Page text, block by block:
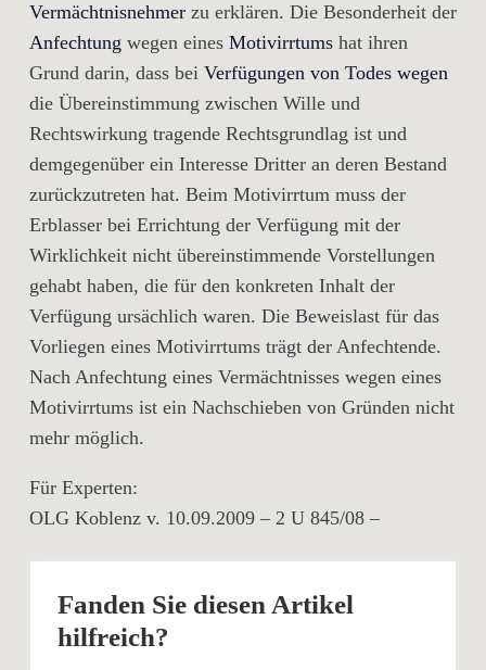
Vermächtnisnehmer zu erklären. Die Besonderheit der
Anfechtung wegen eines Motivirrtums hat ihren
Grund darin, dass bei Verfügungen von Todes wegen
die Übereinstimmung zwischen Wille und
Rechtswirkung tragende Rechtsgrundlag ist und
demgegenüber ein Interesse Dritter an deren Bestand
zurückzutreten hat. Beim Motivirrtum muss der
Erblasser bei Errichtung der Verfügung mit der
Wirklichkeit nicht übereinstimmende Vorstellungen
gehabt haben, die für den konkreten Inhalt der
Verfügung ursächlich waren. Die Beweislast für das
Vorliegen eines Motivirrtums trägt der Anfechtende.
Nach Anfechtung eines Vermächtnisses wegen eines
Motivirrtums ist ein Nachschieben von Gründen nicht
mehr möglich.
Für Experten:
OLG Koblenz v. 10.09.2009 – 2 U 845/08 –
Fanden Sie diesen Artikel
hilfreich?